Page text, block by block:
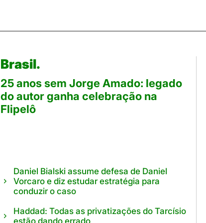
Brasil.
25 anos sem Jorge Amado: legado
do autor ganha celebração na
Flipelô
Daniel Bialski assume defesa de Daniel
Vorcaro e diz estudar estratégia para
conduzir o caso
Haddad: Todas as privatizações do Tarcísio
estão dando errado